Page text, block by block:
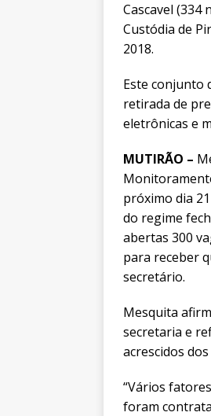
Cascavel (334
Custódia de
2018.
Este conjunto
retirada de
eletrônicas e
MUTIRÃO –
próximo dia
do regime
abertas 300
para receber
secretário.
Mesquita
secretaria e
acrescidos
“Vários
foram